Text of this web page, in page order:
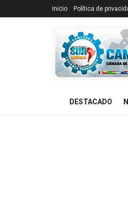
Inicio Política de
DESTACADO